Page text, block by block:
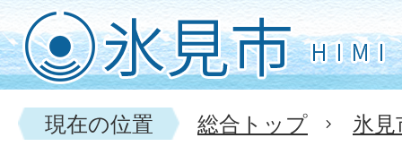
現在の位置 総合トップ 氷